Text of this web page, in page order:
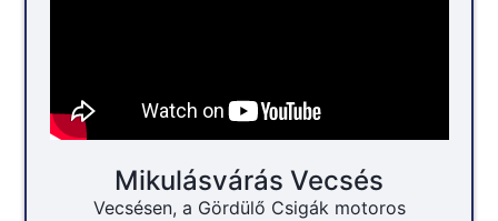
Mikulásvárás Vecsés
Vecsésen, a Gördülő Csigák motoros